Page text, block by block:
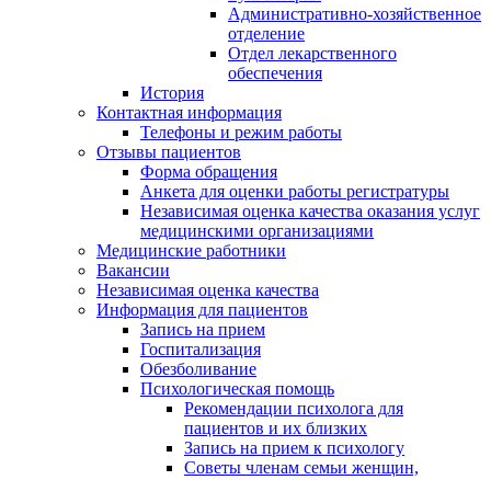
Административно-хозяйственное
отделение
Отдел лекарственного
обеспечения
История
Контактная информация
Телефоны и режим работы
Отзывы пациентов
Форма обращения
Анкета для оценки работы регистратуры
Независимая оценка качества оказания услуг
медицинскими организациями
Медицинские работники
Вакансии
Независимая оценка качества
Информация для пациентов
Запись на прием
Госпитализация
Обезболивание
Психологическая помощь
Рекомендации психолога для
пациентов и их близких
Запись на прием к психологу
Советы членам семьи женщин,